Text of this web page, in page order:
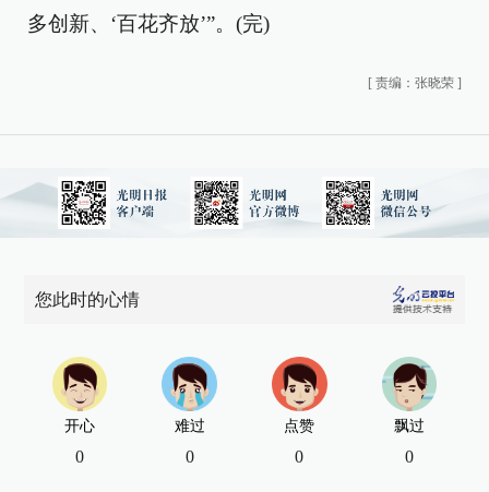
多创新、‘百花齐放’”。(完)
[ 责编：张晓荣 ]
您此时的心情
开心
0
难过
0
点赞
0
飘过
0